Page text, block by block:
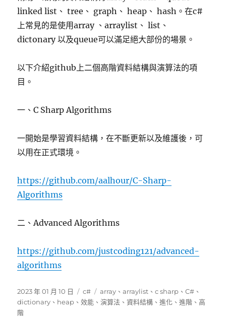
linked list、 tree、 graph、 heap、 hash。在c#
上常見的是使用array 、arraylist、 list、
dictonary 以及queue可以滿足絕大部份的場景。
以下介紹github上二個高階資料結構與演算法的項
目。
一、C Sharp Algorithms
一開始是學習資料結構，在不斷更新以及維護後，可
以用在正式環境。
https://github.com/aalhour/C-Sharp-
Algorithms
二、Advanced Algorithms
https://github.com/justcoding121/advanced-
algorithms
發
佈
日
2023 年 01 月 10 日
分
類
c#
標
籤
array 、arraylist 、c sharp 、C# 、
dictionary 、 heap 、效能 、演算法 、資料結構 、進化 、進階 、高
階